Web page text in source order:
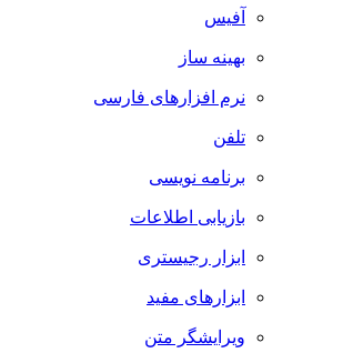
آفیس
بهینه ساز
نرم افزارهای فارسی
تلفن
برنامه نویسی
بازیابی اطلاعات
ابزار رجیستری
ابزارهای مفید
ویرایشگر متن